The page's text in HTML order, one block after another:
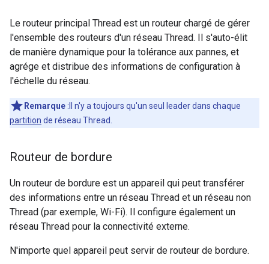
Le routeur principal Thread est un routeur chargé de gérer
l'ensemble des routeurs d'un réseau Thread. Il s'auto-élit
de manière dynamique pour la tolérance aux pannes, et
agrége et distribue des informations de configuration à
l'échelle du réseau.
Remarque :Il n'y a toujours qu'un seul leader dans chaque
partition de réseau Thread.
Routeur de bordure
Un routeur de bordure est un appareil qui peut transférer
des informations entre un réseau Thread et un réseau non
Thread (par exemple, Wi-Fi). Il configure également un
réseau Thread pour la connectivité externe.
N'importe quel appareil peut servir de routeur de bordure.